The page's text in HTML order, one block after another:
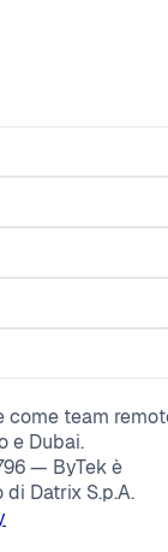
come team
e Dubai.
— ByTek è
Datrix S.p.A.